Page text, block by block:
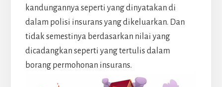
kandungannya seperti yang dinyatakan di
dalam polisi insurans yang dikeluarkan. Dan
tidak semestinya berdasarkan nilai yang
dicadangkan seperti yang tertulis dalam
borang permohonan insurans.